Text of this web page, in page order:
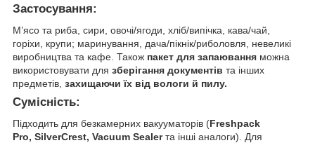
Застосування:
М’ясо та риба, сири, овочі/ягоди, хліб/випічка, кава/чай,
горіхи, крупи; маринування, дача/пікнік/риболовля, невеликі
виробництва та кафе. Також пакет для запаювання можна
використовувати для зберігання документів та інших
предметів, захищаючи їх від вологи й пилу.
Сумісність:
Підходить для безкамерних вакууматорів (Freshpack
Pro, SilverCrest, Vacuum Sealerта інші аналоги). Для